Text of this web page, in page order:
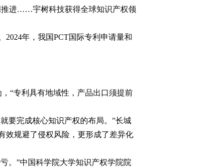
推进……宇树科技获得全球知识产权领
年，我国PCT国际专利申请量和
“专利具有地域性，产品出口须提前
要完成核心知识产权的布局。”长城
效规避了侵权风险，更形成了差异化
。”中国科学院大学知识产权学院院